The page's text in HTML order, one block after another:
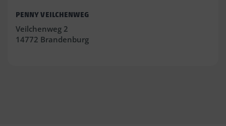
PENNY VEILCHENWEG
Veilchenweg 2
14772 Brandenburg